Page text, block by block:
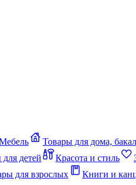
Товары для дома,
детей Красота и стиль
для взрослых Книги и